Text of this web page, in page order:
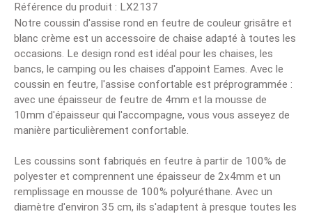
Référence du produit : LX2137
Notre coussin d'assise rond en feutre de couleur grisâtre et
blanc crème est un accessoire de chaise adapté à toutes les
occasions. Le design rond est idéal pour les chaises, les
bancs, le camping ou les chaises d'appoint Eames. Avec le
coussin en feutre, l'assise confortable est préprogrammée :
avec une épaisseur de feutre de 4mm et la mousse de
10mm d'épaisseur qui l'accompagne, vous vous asseyez de
manière particulièrement confortable.
Les coussins sont fabriqués en feutre à partir de 100% de
polyester et comprennent une épaisseur de 2x4mm et un
remplissage en mousse de 100% polyuréthane. Avec un
diamètre d'environ 35 cm, ils s'adaptent à presque toutes les